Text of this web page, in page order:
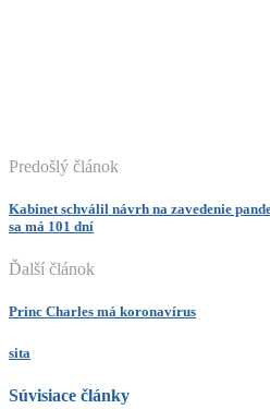
Predošlý článok
Kabinet schválil návrh na zavedenie
sa má 101 dní
Ďalší článok
Princ Charles má koronavírus
sita
Súvisiace články